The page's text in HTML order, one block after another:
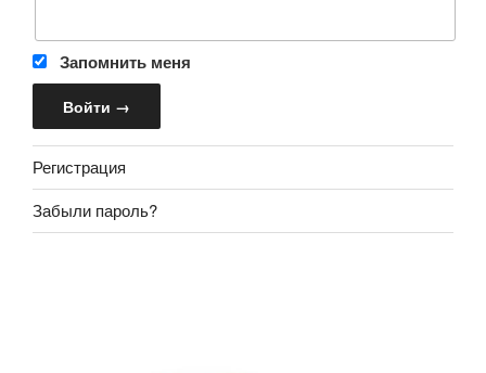
Запомнить меня
Регистрация
Забыли пароль?